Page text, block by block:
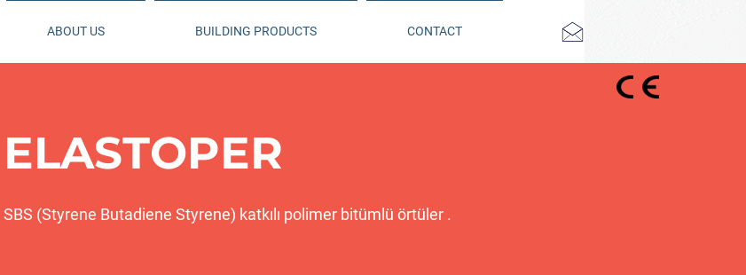
ABOUT US BUILDING PRODUCTS CONTACT
ELASTOPER
SBS (Styrene Butadiene Styrene) katkılı polimer bitümlü örtüler .